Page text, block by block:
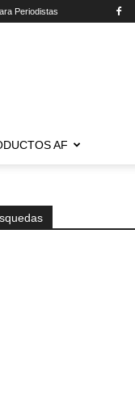
Periodistas
AF